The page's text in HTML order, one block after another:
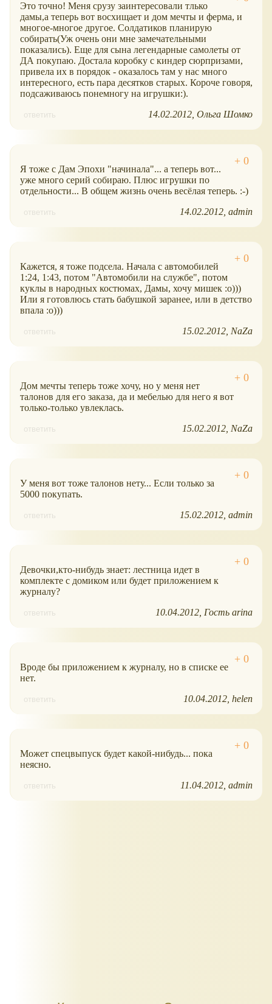
Это точно! Меня срузу заинтересовали тлько
дамы,а теперь вот восхищает и дом мечты и ферма, и
многое-многое другое. Солдатиков планирую
собирать(Уж очень они мне замечательными
показались). Еще для сына легендарные самолеты от
ДА покупаю. Достала коробку с киндер сюрпризами,
привела их в порядок - оказалось там у нас много
интересного, есть пара десятков старых. Короче говоря,
подсаживаюсь понемногу на игрушки:).
ответить 14.02.2012 Ольга Шомко
Я тоже с Дам Эпохи "начинала"... а теперь вот...
уже много серий собираю. Плюс игрушки по
отдельности... В общем жизнь очень весёлая теперь. :-)
ответить 14.02.2012 admin
Кажется, я тоже подсела. Начала с автомобилей
1:24, 1:43, потом "Автомобили на службе", потом
куклы в народных костюмах, Дамы, хочу мишек :о)))
Или я готовлюсь стать бабушкой заранее, или в детство
впала :о)))
ответить 15.02.2012 NaZa
Дом мечты теперь тоже хочу, но у меня нет
талонов для его заказа, да и мебелью для него я вот
только-только увлеклась.
ответить 15.02.2012 NaZa
У меня вот тоже талонов нету... Если только за
5000 покупать.
ответить 15.02.2012 admin
Девочки,кто-нибудь знает: лестница идет в
комплекте с домиком или будет приложением к
журналу?
ответить 10.04.2012 Гость arina
Вроде бы приложением к журналу, но в списке ее
нет.
ответить 10.04.2012 helen
Может спецвыпуск будет какой-нибудь... пока
неясно.
ответить 11.04.2012 admin